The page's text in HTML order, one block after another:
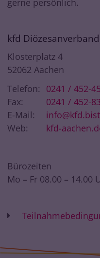
gerne persönlich.
kfd
Klosterplatz 4
52062 Aachen
Telefon:
0241 / 452-
Fax:
0241 / 452-
E-Mail:
Web:
kfd-
Bürozeiten
Mo – Fr 08.00 – 14.00